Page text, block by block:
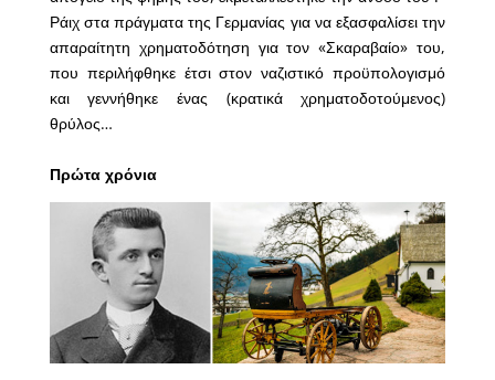
Ράιχ στα πράγματα της Γερμανίας για να εξασφαλίσει την
απαραίτητη χρηματοδότηση για τον «Σκαραβαίο» του,
που περιλήφθηκε έτσι στον ναζιστικό προϋπολογισμό
και γεννήθηκε ένας (κρατικά χρηματοδοτούμενος)
θρύλος…
Πρώτα χρόνια